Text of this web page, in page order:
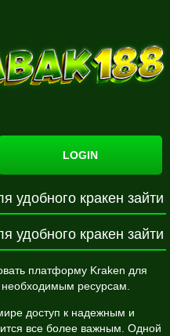
LOGIN
удобного кракен зайти
удобного кракен зайти
платформу Kraken для
необходимым ресурсам.
доступ к надежным и
все более важным. Одной